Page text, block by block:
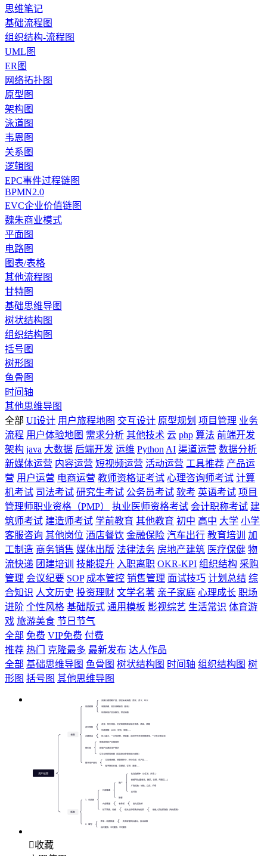
思维笔记
基础流程图
组织结构-流程图
UML图
ER图
网络拓扑图
原型图
架构图
泳道图
韦恩图
关系图
逻辑图
EPC事件过程链图
BPMN2.0
EVC企业价值链图
魏朱商业模式
平面图
电路图
图表/表格
其他流程图
甘特图
基础思维导图
树状结构图
组织结构图
括号图
树形图
鱼骨图
时间轴
其他思维导图
全部 UI设计 用户旅程地图 交互设计 原型规划 项目管理 业务
流程 用户体验地图 需求分析 其他技术 云 php 算法 前端开发
架构 java 大数据 后端开发 运维 Python AI 渠道运营 数据分析
新媒体运营 内容运营 短视频运营 活动运营 工具推荐 产品运
营 用户运营 电商运营 教师资格证考试 心理咨询师考试 计算
机考试 司法考试 研究生考试 公务员考试 软考 英语考试 项目
管理师职业资格（PMP）
执业医师资格考试 会计职称考试 建
筑师考试 建造师考试 学前教育 其他教育 初中 高中 大学 小学
客服咨询 其他岗位 酒店餐饮 金融保险 汽车出行 教育培训
加
工制造 商务销售 媒体出版 法律法务 房地产建筑 医疗保健 物
流快递 团建培训 技能提升 入职离职 OKR-KPI 组织结构 采购
管理 会议纪要 SOP 成本管控 销售管理 面试技巧 计划总结 综
合知识 人文历史 投资理财 文学名著 亲子家庭 心理成长 职场
进阶 个性风格 基础版式 通用模板 影视综艺 生活常识 体育游
戏 旅游美食 节日节气
全部 免费 VIP免费 付费
推荐 热门 克隆最多 最新发布 达人作品
全部 基础思维导图 鱼骨图 树状结构图 时间轴 组织结构图 树
形图 括号图 其他思维导图
收藏